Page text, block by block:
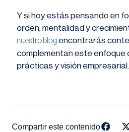
Y si hoy estás pensando en
orden, mentalidad y
nuestro blog encontrarás
complementan este enfoque
prácticas y visión
Compartir este contenido